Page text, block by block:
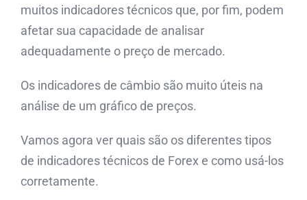
muitos indicadores técnicos que, por fim, podem
afetar sua capacidade de analisar
adequadamente o preço de mercado.
Os indicadores de câmbio são muito úteis na
análise de um gráfico de preços.
Vamos agora ver quais são os diferentes tipos
de indicadores técnicos de Forex e como usá-los
corretamente.